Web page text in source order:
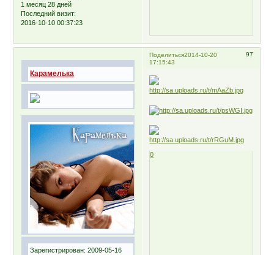
1 месяц 28 дней
Последний визит:
2016-10-10 00:37:23
Поделиться 97
2014-10-20
17:15:43
Карамелька
Зарегистрирован: 2009-05-16
0